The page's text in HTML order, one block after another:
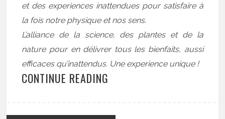
et des experiences inattendues pour satisfaire à
la fois notre physique et nos sens.
L’alliance de la science, des plantes et de la
nature pour en délivrer tous les bienfaits, aussi
efficaces qu’inattendus. Une experience unique !
CONTINUE READING